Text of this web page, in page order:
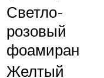
Светло-
розовый
фоамиран
Желтый